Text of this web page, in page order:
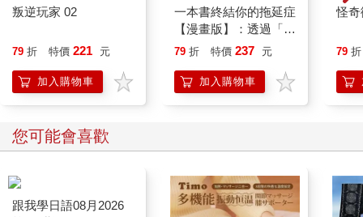
叛逆玩家 02
79 折 特價 221 元
加入購物車
一本書終結你的拖延症
【漫畫版】：透過「小
行動」打開大腦的行動
「行動派」的37個科
學方法
79 折 特價 237 元
加入購物車
怪
79 折
您可能會喜歡